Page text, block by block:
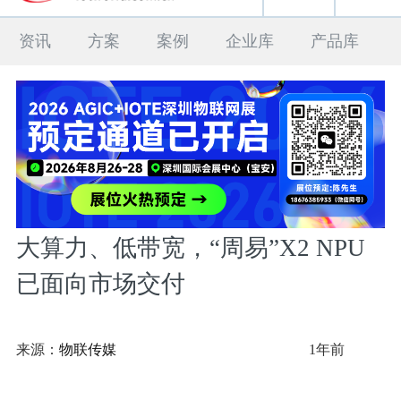
资讯 方案 案例 企业库 产品库
大算力、低带宽，“周易”X2 NPU
已面向市场交付
来源： 物联传媒 1年前